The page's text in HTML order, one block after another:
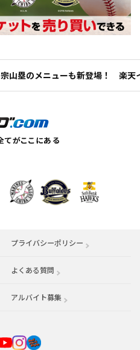
宗山塁のメニューも新登場！ 楽天
プライバシーポリシー
よくある質問
アルバイト募集 （別ウィンドウで開く